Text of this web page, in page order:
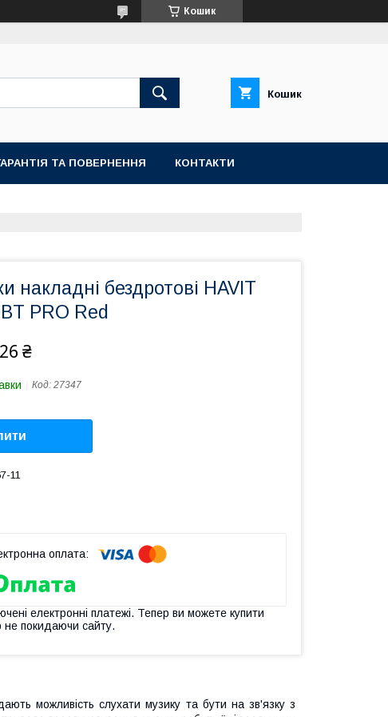
Кошик
Кошик
ТА ПОВЕРНЕННЯ КОНТАКТИ
накладні бездротові HAVIT
PRO Red
₴
Код: 27347
11
електронні платежі. Тепер ви можете купити
не покидаючи сайту.
можливість слухати музику та бути на зв'язку з